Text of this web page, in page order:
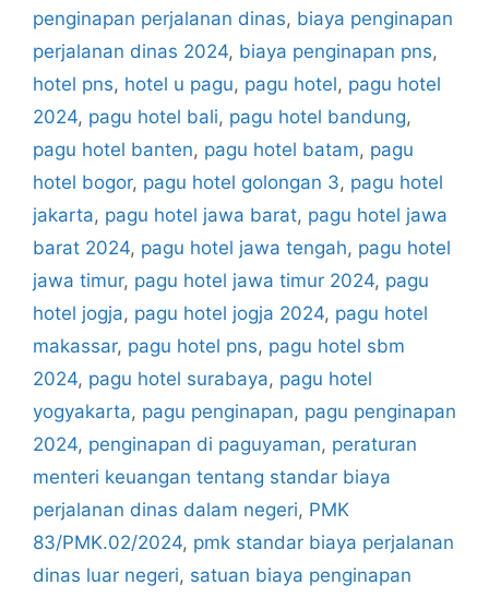
penginapan perjalanan dinas, biaya penginapan
perjalanan dinas 2024, biaya penginapan pns,
hotel pns, hotel u pagu, pagu hotel, pagu hotel
2024, pagu hotel bali, pagu hotel bandung,
pagu hotel banten, pagu hotel batam, pagu
hotel bogor, pagu hotel golongan 3, pagu hotel
jakarta, pagu hotel jawa barat, pagu hotel jawa
barat 2024, pagu hotel jawa tengah, pagu hotel
jawa timur, pagu hotel jawa timur 2024, pagu
hotel jogja, pagu hotel jogja 2024, pagu hotel
makassar, pagu hotel pns, pagu hotel sbm
2024, pagu hotel surabaya, pagu hotel
yogyakarta, pagu penginapan, pagu penginapan
2024, penginapan di paguyaman, peraturan
menteri keuangan tentang standar biaya
perjalanan dinas dalam negeri, PMK
83/PMK.02/2024, pmk standar biaya perjalanan
dinas luar negeri, satuan biaya penginapan